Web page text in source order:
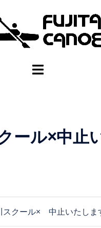
ール×中止
スクール× 中止いたしま